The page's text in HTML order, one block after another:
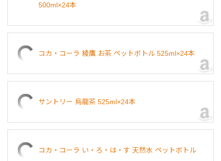
500ml×24本
コカ・コーラ 綾鷹 お茶 ペットボトル 525ml×24本
サントリー 烏龍茶 525ml×24本
コカ・コーラ い・ろ・は・す 天然水 ペットボトル